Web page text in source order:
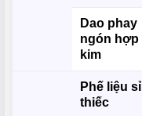
Dao phay
ngón hợp
kim
Phế liệu sỉ
thiếc